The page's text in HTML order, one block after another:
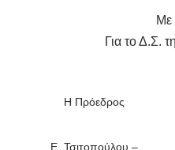
Με
Για το Δ.Σ.
Η Πρόεδρος
Ε. Τσιτοπούλου –